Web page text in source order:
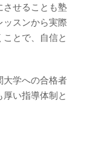
させることも塾
ッスンから実際
ことで、自信と
大学への合格者
い指導体制と